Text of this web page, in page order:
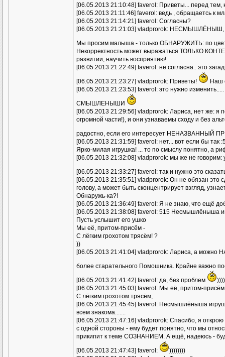
[06.05.2013 21:10:48] faverol: Приветы... перед
[06.05.2013 21:11:46] faverol: ведь , обращаетсь к
[06.05.2013 21:14:21] faverol: Согласны?
[06.05.2013 21:21:03] vladprorok: НЕСМЫШЛЁНЫШ,
Мы просим малыша - только ОБНАРУЖИТЬ: по
Некорректность может выражаться ТОЛЬКО
развитии, научить восприятию!
[06.05.2013 21:22:49] faverol: не согласна.. это
[06.05.2013 21:23:27] vladprorok: Приветы!
Наш
[06.05.2013 21:23:53] faverol: это нужно
СМЫШЛЕНЫШИ
[06.05.2013 21:29:56] vladprorok: Лариса, нет же:
огромной части!), и они узнаваемы сходу и без
радостно, если его интересует НЕНАЗВАННЫЙ
[06.05.2013 21:31:59] faverol: нет... вот если бы
Ярко-милая игрушка! ... то по смыслу понятно, а
[06.05.2013 21:32:08] vladprorok: мы же не
[06.05.2013 21:33:27] faverol: так и нужно это
[06.05.2013 21:35:51] vladprorok: Он не обязан это
голову, а может быть сконцентрирует взгляд,
Обнаружь-ка?!
[06.05.2013 21:36:49] faverol: Я не знаю, что ещё
[06.05.2013 21:38:08] faverol: 515 Несмышлёныша
Пусть услышит его ушко
Мы её, притом-присём -
С лёгким грохотом трясём! ?
))
[06.05.2013 21:41:04] vladprorok: Лариса, а
более старательного Помошника. Крайне важно
[06.05.2013 21:41:42] faverol: да, без проблем
[06.05.2013 21:45:03] faverol: Мы её, притом-
С лёгким грохотом трясём,
[06.05.2013 21:45:45] faverol: Несмышлёныша
всем знакома.......
[06.05.2013 21:47:16] vladprorok: Спасибо, я
с одной стороны - ему будет понятно, что мы
прикипит к теме СОЗНАНИЕМ. А ещё, надеюсь -
[06.05.2013 21:47:43] faverol:
))))))))